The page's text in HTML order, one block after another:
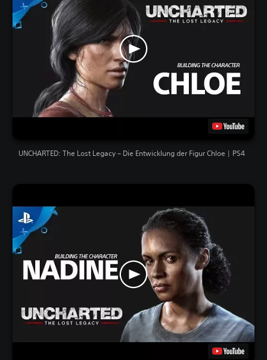
UNCHARTED: The Lost Legacy – Die Entwicklung der Figur Chloe | PS4